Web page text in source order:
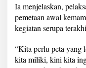
Ia menjelaskan,
pemetaan awal
kegiatan serupa
“Kita perlu peta yang
kita miliki, kini kita